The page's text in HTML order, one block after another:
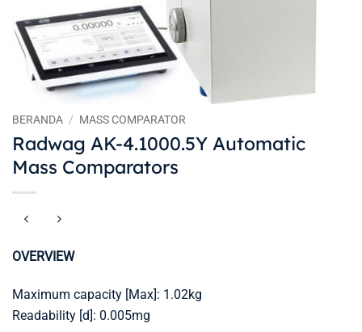
BERANDA / MASS COMPARATOR
Radwag AK-4.1000.5Y Automatic
Mass Comparators
OVERVIEW
Maximum capacity [Max]: 1.02kg
Readability [d]: 0.005mg